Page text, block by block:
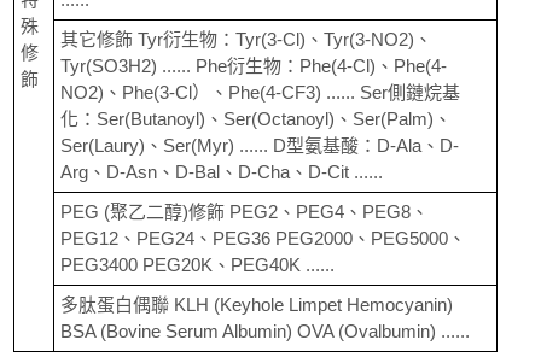
殊
修
飾
其它修飾 Tyr衍生物：Tyr(3-Cl)、Tyr(3-NO2)、
Tyr(SO3H2) ...... Phe衍生物：Phe(4-Cl)、Phe(4-
NO2)、Phe(3-Cl）、Phe(4-CF3) ...... Ser側鏈烷基
化：Ser(Butanoyl)、Ser(Octanoyl)、Ser(Palm)、
Ser(Laury)、Ser(Myr) ...... D型氨基酸：D-Ala、D-
Arg、D-Asn、D-Bal、D-Cha、D-Cit ......
PEG (聚乙二醇)修飾 PEG2、PEG4、PEG8、
PEG12、PEG24、PEG36 PEG2000、PEG5000、
PEG3400 PEG20K、PEG40K ......
多肽蛋白偶聯 KLH (Keyhole Limpet Hemocyanin)
BSA (Bovine Serum Albumin) OVA (Ovalbumin) ......